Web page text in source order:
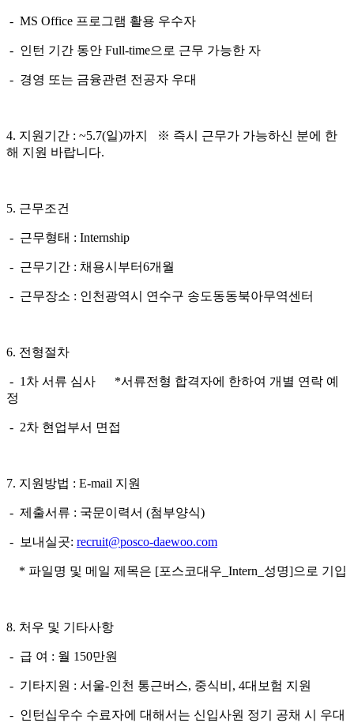
- MS Office 프로그램 활용 우수자
- 인턴 기간 동안 Full-time으로 근무 가능한 자
- 경영 또는 금융관련 전공자 우대
4. 지원기간 : ~5.7(일)까지 ※ 즉시 근무가 가능하신 분에 한
해 지원 바랍니다.
5. 근무조건
- 근무형태 : Internship
- 근무기간 : 채용시부터6개월
- 근무장소 : 인천광역시 연수구 송도동동북아무역센터
6. 전형절차
- 1 차 서류 심사 *서류전형 합격자에 한하여 개별 연락 예
정
- 2차 현업부서 면접
7. 지원방법 : E-mail 지원
- 제출서류 : 국문이력서 (첨부양식)
- 보내실곳: recruit@posco-daewoo.com
* 파일명 및 메일 제목은 [포스코대우 _Intern_ 성명]으로 기입
8. 처우 및 기타사항
- 급 여 : 월 150만원
- 기타지원 : 서울-인천 통근버스, 중식비 , 4대보험 지원
- 인턴십우수 수료자에 대해서는 신입사원 정기 공채 시 우대